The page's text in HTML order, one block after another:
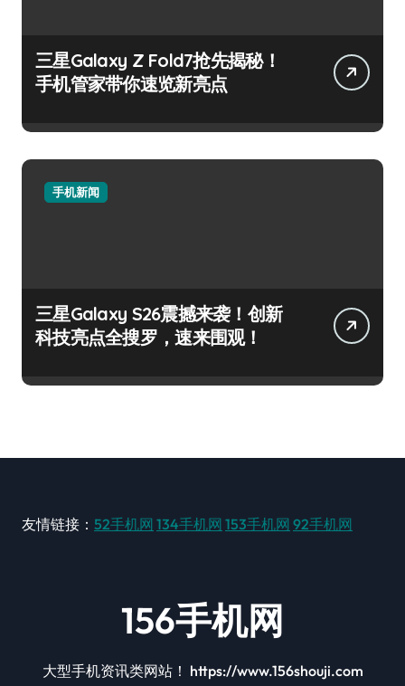
三星Galaxy Z Fold7抢先揭秘！
手机管家带你速览新亮点
手机新闻
三星Galaxy S26震撼来袭！创新
科技亮点全搜罗，速来围观！
友情链接： 52手机网 134手机网 153手机网 92手机网
156手机网
大型手机资讯类网站！ https://www.156shouji.com